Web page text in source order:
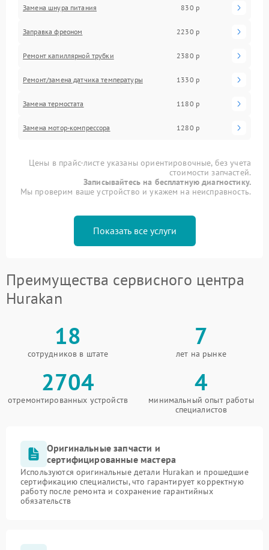
Замена шнура питания 830 р
Заправка фреоном 2230 р
Ремонт капиллярной трубки 2380 р
Ремонт/замена датчика температуры 1330 р
Замена термостата 1180 р
Замена мотор-компрессора 1280 р
Цены в прайс-листе указаны ориентировочные, без учета
стоимости запчастей.
Записывайтесь на бесплатную диагностику.
Мы проверим ваше устройство и укажем на неисправность.
Показать все услуги
Преимущества сервисного центра
Hurakan
18
сотрудников в штате
7
лет на рынке
2704
отремонтированных устройств
4
минимальный опыт работы
специалистов
Оригинальные запчасти и
сертифицированные мастера
Используются оригинальные детали Hurakan и прошедшие
сертификацию специалисты, что гарантирует корректную
работу после ремонта и сохранение гарантийных
обязательств